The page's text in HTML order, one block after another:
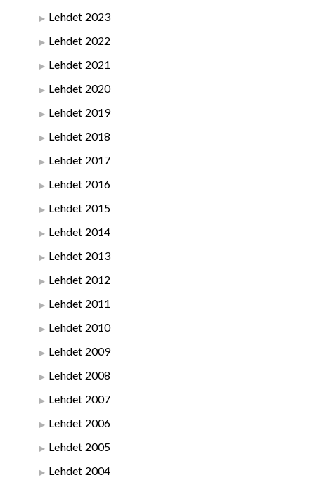
Lehdet 2023
Lehdet 2022
Lehdet 2021
Lehdet 2020
Lehdet 2019
Lehdet 2018
Lehdet 2017
Lehdet 2016
Lehdet 2015
Lehdet 2014
Lehdet 2013
Lehdet 2012
Lehdet 2011
Lehdet 2010
Lehdet 2009
Lehdet 2008
Lehdet 2007
Lehdet 2006
Lehdet 2005
Lehdet 2004